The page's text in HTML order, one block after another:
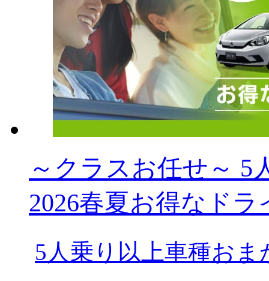
～クラスお任せ～ 5
2026春夏お得なド
5人乗り以上車種お